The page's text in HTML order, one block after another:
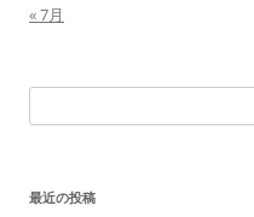
« 7月
索:
最近の投稿